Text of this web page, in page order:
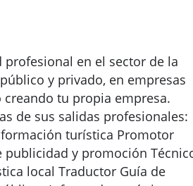
profesional en el sector de la
y privado, en empresas
tu propia empresa.
de sus salidas profesionales:
turística Promotor
publicidad y promoción
local Traductor Guía de